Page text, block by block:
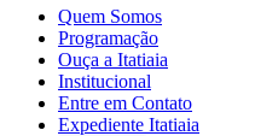
Quem Somos
Programação
Ouça a Itatiaia
Institucional
Entre em Contato
Expediente Itatiaia